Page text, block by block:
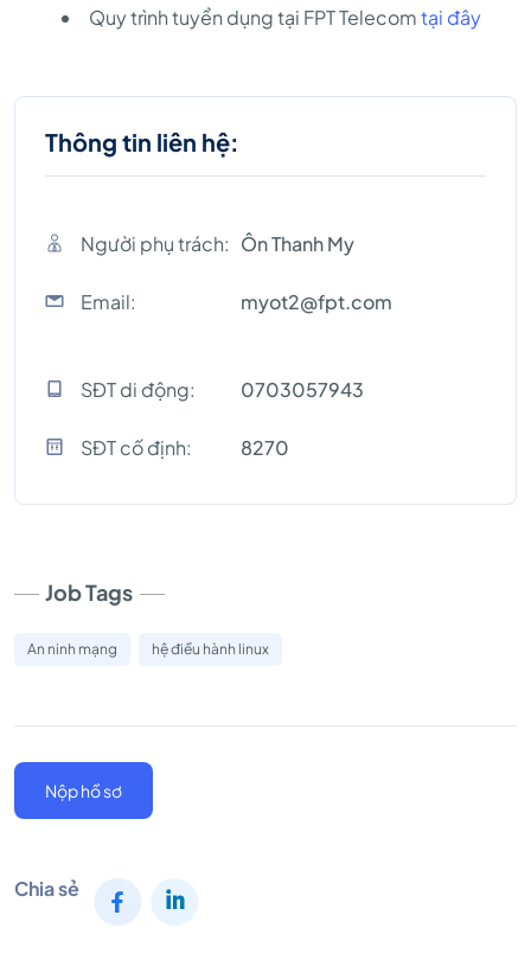
Quy trình tuyển dụng tại FPT Telecomtại đây
Thông tin liên hệ:
Người phụ trách: Ôn Thanh My
Email: myot2@fpt.com
SĐT di động: 0703057943
SĐT cố định: 8270
Job Tags
An ninh mạng hệ điều hành linux
Nộp hồ sơ
Chia sẻ